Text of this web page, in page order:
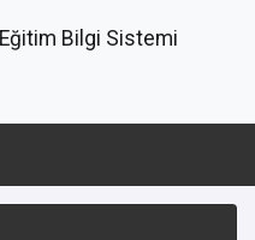
Eğitim Bilgi Sistemi